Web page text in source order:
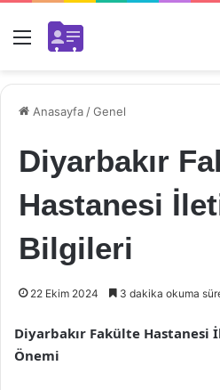
Menü
Anasayfa /Genel
Diyarbakır
Hastanesi
Bilgileri
22 Ekim 2024 3 dakika okuma
Diyarbakır Fakülte
Önemi